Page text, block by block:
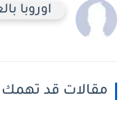
اوروبا
مقالات قد تهمك